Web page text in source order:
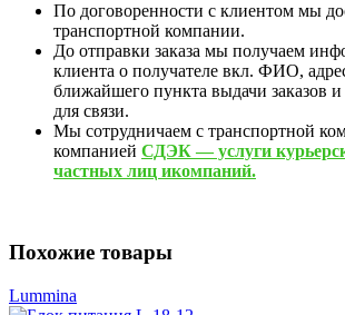
По договоренности с клиентом мы
транспортной компании.
До отправки заказа мы получаем
клиента о получателе вкл. ФИО,
ближайшего пункта выдачи заказов
для связи.
Мы сотрудничаем с транспортной
компанией СДЭК — услуги
частных лиц икомпаний.
Похожие товары
Lummina